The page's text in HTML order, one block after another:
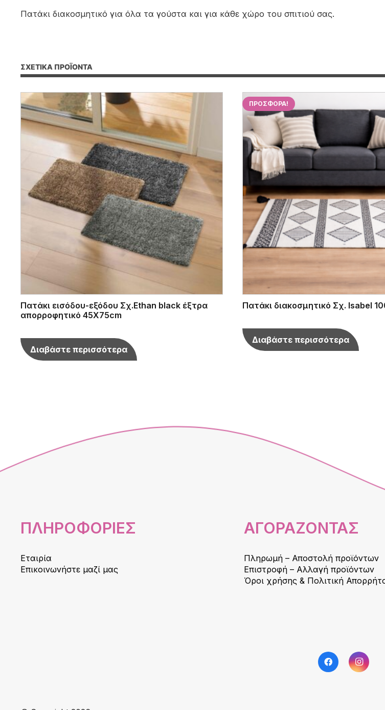
Πατάκι διακοσμητικό για όλα τα γούστα και για κάθε χώρο του σπιτιού σας.
ΣΧΕΤΙΚΆ ΠΡΟΪΌΝΤΑ
Πατάκι εισόδου-εξόδου Σχ.Ethan black έξτρα
απορροφητικό 45X75cm
Διαβάστε περισσότερα
ΠΡΟΣΦΟΡΆ!
Πατάκι διακοσμητικό Σχ. Isabel
Διαβάστε περισσότερα
ΠΛΗΡΟΦΟΡΙΕΣ
Εταιρία
Επικοινωνήστε μαζί μας
ΑΓΟΡΑΖΟΝΤΑΣ
Πληρωμή – Αποστολή προϊόντων
Επιστροφή – Αλλαγή προϊόντων
Όροι χρήσης & Πολιτική